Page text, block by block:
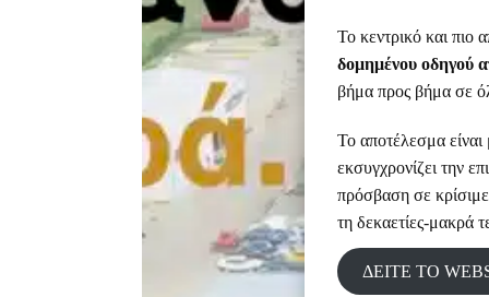
Το κεντρικό και πιο
δομημένου οδηγού
βήμα προς βήμα σε
Το αποτέλεσμα
εκσυγχρονίζει την
πρόσβαση σε
τη δεκαετίες-μακρά
ΔΕΙΤΕ ΤΟ